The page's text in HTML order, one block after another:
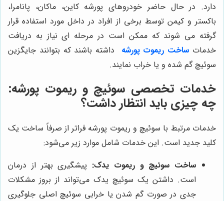
دارد. در حال حاضر خودروهای پورشه کاین، ماکان، پانامرا،
باکستر و کیمن توسط برخی از افراد در داخل مورد استفاده قرار
گرفته می شوند که ممکن است در مرحله ای نیاز به دریافت
خدمات ساخت ریموت پورشه
داشته باشند که بتوانند جایگزین
سوئیچ گم شده و یا خراب نمایند.
خدمات تخصصی سوئیچ و ریموت پورشه:
چه چیزی باید انتظار داشت؟
خدمات مرتبط با سوئیچ و ریموت پورشه فراتر از صرفاً ساخت یک
کلید جدید است. این خدمات شامل موارد زیر می‌شود:
ساخت سوئیچ و ریموت یدک: پیشگیری بهتر از درمان
است. داشتن یک سوئیچ یدک می‌تواند از بروز مشکلات
جدی در صورت گم شدن یا خرابی سوئیچ اصلی جلوگیری